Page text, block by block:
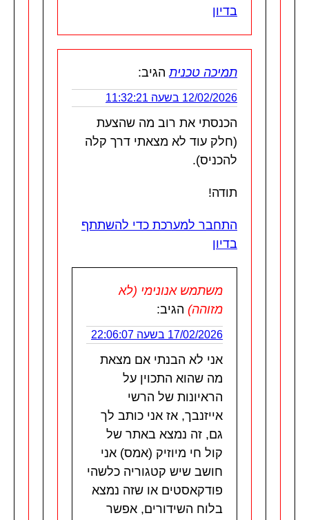
בדיון
תמיכה טכנית הגיב:
12/02/2026 בשעה 11:32:21
הכנסתי את רוב מה שהצעת
(חלק עוד לא מצאתי דרך קלה
להכניס).
תודה!
התחבר למערכת כדי להשתתף
בדיון
משתמש אנונימי (לא
מזוהה) הגיב:
17/02/2026 בשעה 22:06:07
אני לא הבנתי אם מצאת
מה שהוא התכוין על
הראיונות של הרשי
אייזנבך, אז אני כותב לך
גם, זה נמצא באתר של
קול חי מיוזיק (אמס) אני
חושב שיש קטגוריה כלשהי
פודקאסטים או שזה נמצא
בלוח השידורים, אפשר